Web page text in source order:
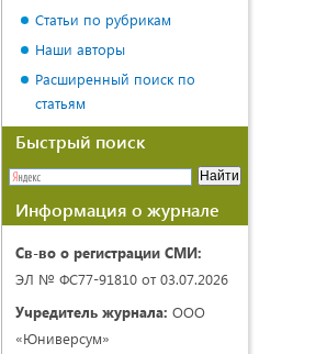
Статьи по рубрикам
Наши авторы
Расширенный поиск по
статьям
Быстрый поиск
Информация о журнале
Св-во о регистрации СМИ:
ЭЛ № ФС77-91810 от 03.07.2026
Учредитель журнала: ООО
«Юниверсум»